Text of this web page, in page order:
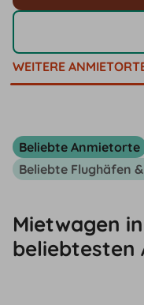
WEITERE
Beliebte Anmietorte
Beliebte Flughäfen
Mietwagen
beliebtesten